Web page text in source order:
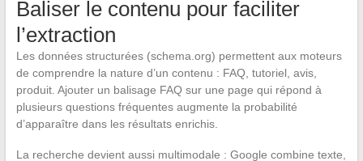
Baliser le contenu pour faciliter
l’extraction
Les données structurées (schema.org) permettent aux moteurs
de comprendre la nature d’un contenu : FAQ, tutoriel, avis,
produit. Ajouter un balisage FAQ sur une page qui répond à
plusieurs questions fréquentes augmente la probabilité
d’apparaître dans les résultats enrichis.
La recherche devient aussi multimodale : Google combine texte,